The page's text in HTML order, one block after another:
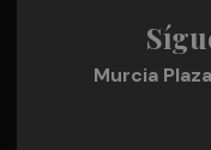
Murcia